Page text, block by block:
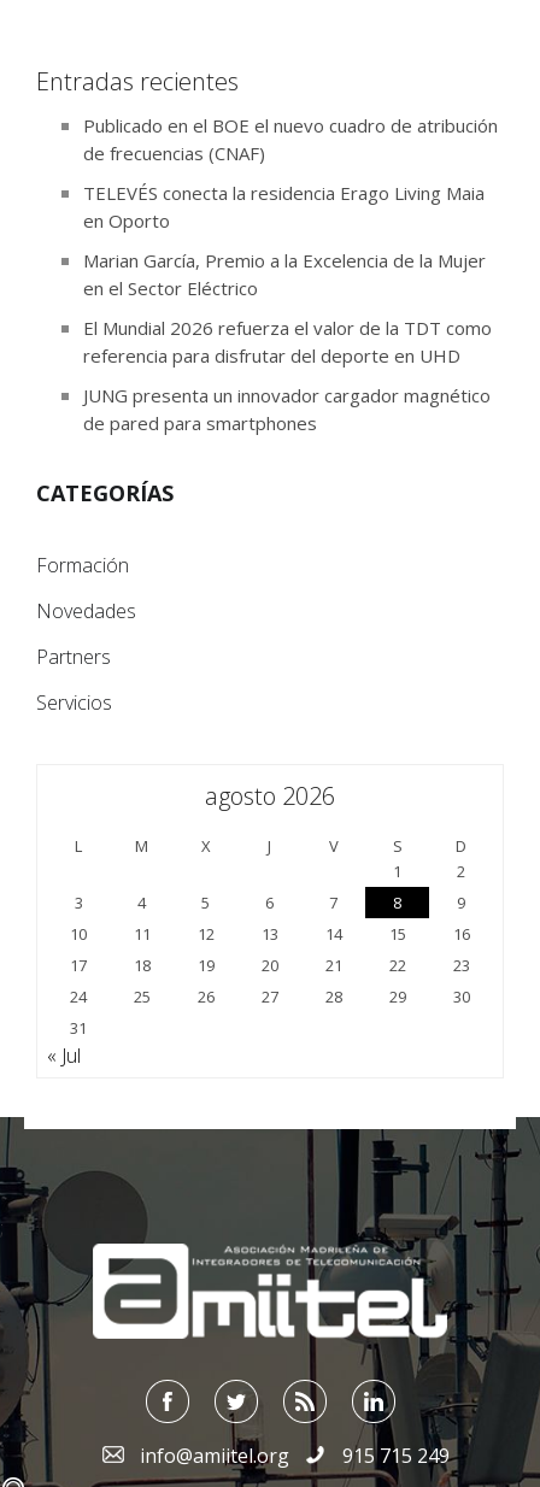
Entradas recientes
Publicado en el BOE el nuevo cuadro de atribución
de frecuencias (CNAF)
TELEVÉS conecta la residencia Erago Living Maia
en Oporto
Marian García, Premio a la Excelencia de la Mujer
en el Sector Eléctrico
El Mundial 2026 refuerza el valor de la TDT como
referencia para disfrutar del deporte en UHD
JUNG presenta un innovador cargador magnético
de pared para smartphones
CATEGORÍAS
Formación
Novedades
Partners
Servicios
agosto 2026
L M X J V S
D
1
2
3
4 5 6 7 8
9
10
11 12 13 14 15
16
17
18 19 20 21 22
23
24
25 26 27 28 29
30
31
« Jul
;
info@amiitel.org
915 715 249